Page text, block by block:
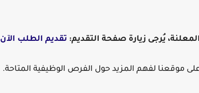
يُرجى زيارة صفحة التقديم: تقديم الطلب الآن
موقعنا لفهم المزيد حول الفرص الوظيفية المتاحة.